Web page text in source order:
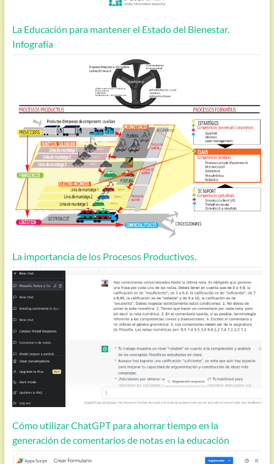
La Educación para mantener el Estado del Bienestar.
Infografía
La importancia de los Procesos Productivos.
Cómo utilizar ChatGPT para ahorrar tiempo en la
generación de comentarios de notas en la educación